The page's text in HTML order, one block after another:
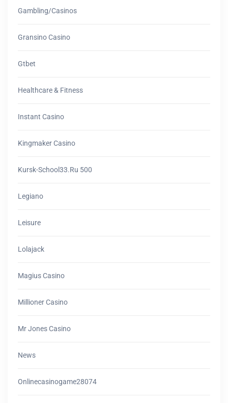
Gambling/casinos
Gransino Casino
Gtbet
Healthcare & Fitness
Instant Casino
Kingmaker Casino
Kursk-School33.ru 500
Legiano
Leisure
Lolajack
Magius Casino
Millioner Casino
Mr Jones Casino
News
Onlinecasinogame28074